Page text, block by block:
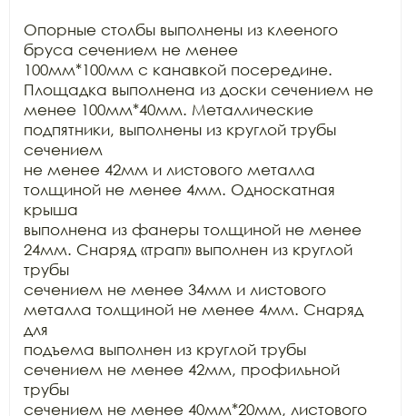
Опорные столбы выполнены из клееного
бруса сечением не менее
100мм*100мм с канавкой посередине.
Площадка выполнена из доски сечением не
менее 100мм*40мм. Металлические
подпятники, выполнены из круглой трубы
сечением
не менее 42мм и листового металла
толщиной не менее 4мм. Односкатная
крыша
выполнена из фанеры толщиной не менее
24мм. Снаряд «трап» выполнен из круглой
трубы
сечением не менее 34мм и листового
металла толщиной не менее 4мм. Снаряд
для
подъема выполнен из круглой трубы
сечением не менее 42мм, профильной
трубы
сечением не менее 40мм*20мм, листового